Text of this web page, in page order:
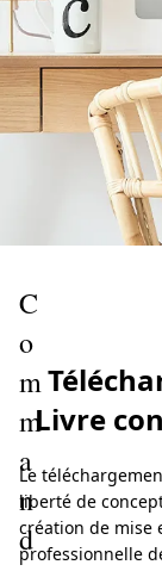
C
o
m
m
a
n
d
Livre
Le
liberté de
création de mise
professionnelle